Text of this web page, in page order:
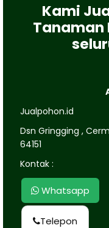
Kami
Tanaman
Jualpohon.id
Dsn Gringging ,
64151
Kontak :
Whatsapp
Telepon